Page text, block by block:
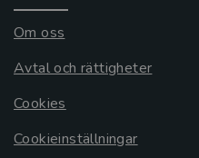
Om oss
Avtal och rättigheter
Cookies
Cookieinställningar